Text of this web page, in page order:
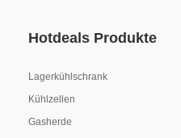
Hotdeals Produkte
Lagerkühlschrank
Kühlzellen
Gasherde